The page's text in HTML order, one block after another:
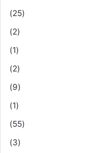
(25)
(2)
(1)
(2)
(9)
(1)
(55)
(3)